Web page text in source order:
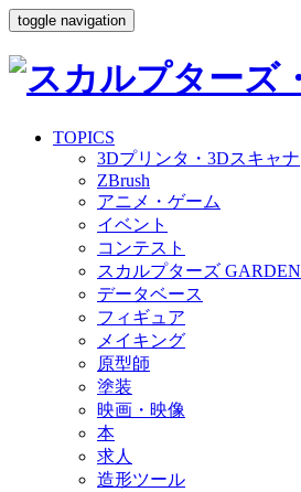
toggle navigation
TOPICS
3Dプリンタ・3Dスキャナ
ZBrush
アニメ・ゲーム
イベント
コンテスト
スカルプターズ GARDEN
データベース
フィギュア
メイキング
原型師
塗装
映画・映像
本
求人
造形ツール